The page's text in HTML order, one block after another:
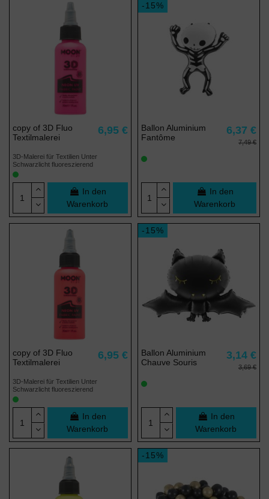
copy of 3D Fluo
Textilmalerei
6,95 €
3D-Malerei für Textilien Unter
Schwarzlicht fluoreszierend
In den
Warenkorb
-15%
Ballon Aluminium
Fantôme
6,37 €
7,49 €
In den
Warenkorb
copy of 3D Fluo
Textilmalerei
6,95 €
3D-Malerei für Textilien Unter
Schwarzlicht fluoreszierend
In den
Warenkorb
-15%
Ballon Aluminium
Chauve Souris
3,14 €
3,69 €
In den
Warenkorb
-15%